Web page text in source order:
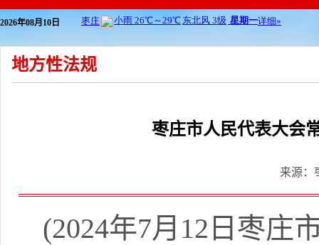
2026年08月10日
地方性法规
枣庄市人民代表大会
来源：
(2024年7月12日枣庄